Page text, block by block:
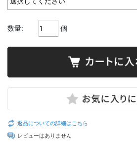
数量: 個
返品についての詳細はこちら
レビューはありません